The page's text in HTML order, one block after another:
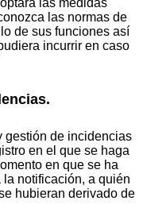
las normas de
de sus funciones así
incurrir en caso
gestión de incidencias
en el que se haga
en que se ha
notificación, a quién
hubieran derivado de